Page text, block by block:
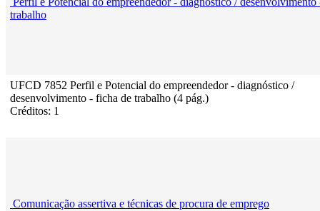
trabalho
UFCD 7852 Perfil e Potencial do empreendedor - diagnóstico /
desenvolvimento - ficha de trabalho (4 pág.)
Créditos: 1
Comunicação assertiva e técnicas de procura de emprego